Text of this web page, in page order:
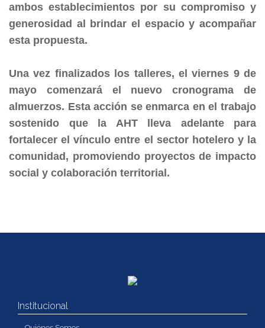
ambos establecimientos por su compromiso y
generosidad al brindar el espacio y acompañar
esta propuesta.
Una vez finalizados los talleres, el viernes 9 de
mayo comenzará el nuevo cronograma de
almuerzos. Esta acción se enmarca en el trabajo
sostenido que la AHT lleva adelante para
fortalecer el vínculo entre el sector hotelero y la
comunidad, promoviendo proyectos de impacto
social y colaboración territorial.
Institucional